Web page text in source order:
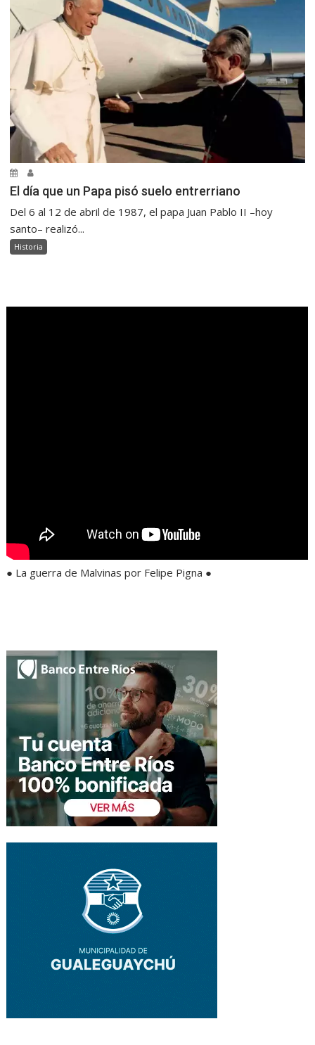
El día que un Papa pisó suelo entrerriano
Del 6 al 12 de abril de 1987, el papa Juan Pablo II –hoy
santo– realizó...
Historia
● La guerra de Malvinas por Felipe Pigna ●